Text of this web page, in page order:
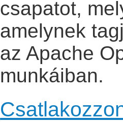
csapatot,
amelynek
az Apache
munkáiban.